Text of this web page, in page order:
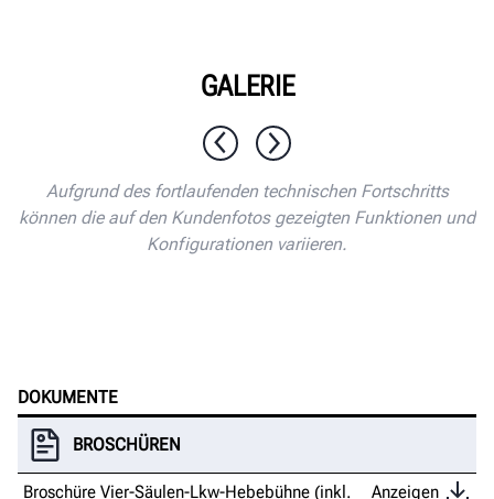
GALERIE
Aufgrund des fortlaufenden technischen Fortschritts
können die auf den Kundenfotos gezeigten Funktionen und
Konfigurationen variieren.
DOKUMENTE
BROSCHÜREN
Broschüre Vier-Säulen-Lkw-Hebebühne (inkl. Anzeigen